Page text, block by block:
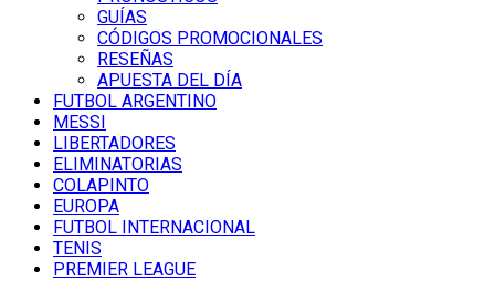
GUÍAS
CÓDIGOS PROMOCIONALES
RESEÑAS
APUESTA DEL DÍA
FUTBOL ARGENTINO
MESSI
LIBERTADORES
ELIMINATORIAS
COLAPINTO
EUROPA
FUTBOL INTERNACIONAL
TENIS
PREMIER LEAGUE